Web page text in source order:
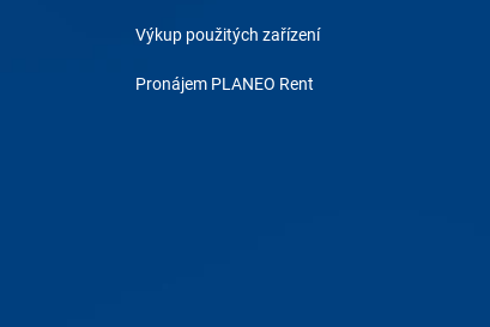
Výkup použitých zařízení
Pronájem PLANEO Rent